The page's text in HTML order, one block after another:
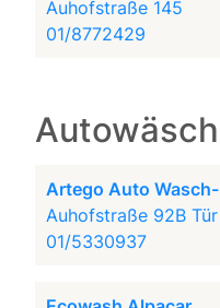
Auhofstraße 145
01/8772429
Artego Auto
Auhofstraße 92B
01/5330937